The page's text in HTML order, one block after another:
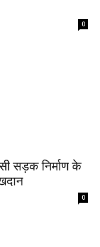
0
सड़क निर्माण के
0